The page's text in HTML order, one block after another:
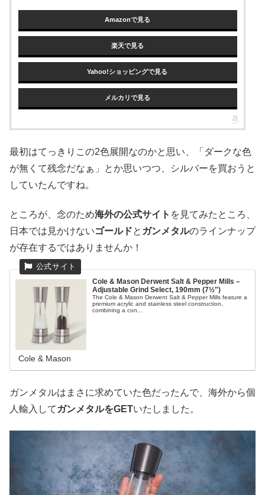
Amazonで見る
楽天で見る
Yahoo!ショッピングで見る
メルカリで見る
最初はてっきりこの2色展開なのかと思い、「ダークな色
が無くて残念だなぁ」とか思いつつ、シルバーを買おうと
していたんですね。
ところが、念のため海外の公式サイト を見てみたところ、
日本では見かけないゴールドと ガンメタルのラインナップ
が存在するではありませんか！
Cole & Mason Derwent Salt & Pepper Mills –
Adjustable Grind Select, 190mm (7½")
The Cole & Mason Derwent Salt & Pepper Mills feature a
premium acrylic and stainless steel construction,
combining a con...
Cole & Mason
ガンメタルはまさに求めていた色だったんで、海外から個
人輸入して ガンメタルをGETいたしました。